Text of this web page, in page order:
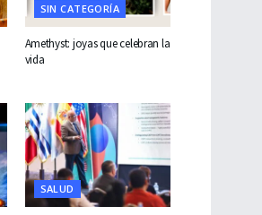
SIN CATEGORÍA
Amethyst: joyas que celebran la
vida
SALUD